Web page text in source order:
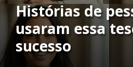
Histórias de
usaram essa
sucesso